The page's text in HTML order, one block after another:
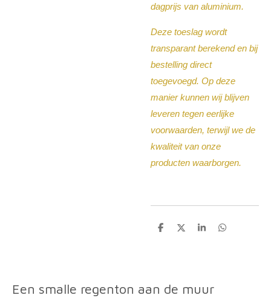
dagprijs van aluminium.
Deze toeslag wordt
transparant berekend en bij
bestelling direct
toegevoegd. Op deze
manier kunnen wij blijven
leveren tegen eerlijke
voorwaarden, terwijl we de
kwaliteit van onze
producten waarborgen.
D
D
S
D
Een smalle regenton aan de muur